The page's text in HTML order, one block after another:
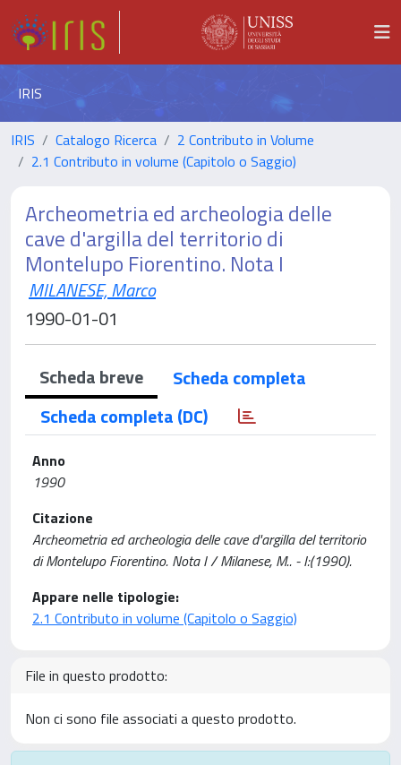
IRIS
IRIS Catalogo Ricerca
2 Contributo in Volume
2.1 Contributo in volume (Capitolo o Saggio)
Archeometria ed archeologia delle
cave d'argilla del territorio di
Montelupo Fiorentino. Nota I
MILANESE, Marco
1990-01-01
Scheda breve
Scheda completa
Scheda completa (DC)
Anno
1990
Citazione
Archeometria ed archeologia delle cave d'argilla del territorio
di Montelupo Fiorentino. Nota I / Milanese, M.. - I:(1990).
Appare nelle tipologie:
2.1 Contributo in volume (Capitolo o Saggio)
File in questo prodotto:
Non ci sono file associati a questo prodotto.